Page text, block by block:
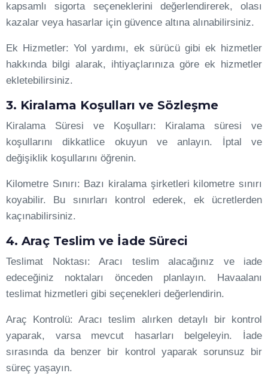
kapsamlı sigorta seçeneklerini değerlendirerek, olası
kazalar veya hasarlar için güvence altına alınabilirsiniz.
Ek Hizmetler: Yol yardımı, ek sürücü gibi ek hizmetler
hakkında bilgi alarak, ihtiyaçlarınıza göre ek hizmetler
ekletebilirsiniz.
3. Kiralama Koşulları ve Sözleşme
Kiralama Süresi ve Koşulları: Kiralama süresi ve
koşullarını dikkatlice okuyun ve anlayın. İptal ve
değişiklik koşullarını öğrenin.
Kilometre Sınırı: Bazı kiralama şirketleri kilometre sınırı
koyabilir. Bu sınırları kontrol ederek, ek ücretlerden
kaçınabilirsiniz.
4. Araç Teslim ve İade Süreci
Teslimat Noktası: Aracı teslim alacağınız ve iade
edeceğiniz noktaları önceden planlayın. Havaalanı
teslimat hizmetleri gibi seçenekleri değerlendirin.
Araç Kontrolü: Aracı teslim alırken detaylı bir kontrol
yaparak, varsa mevcut hasarları belgeleyin. İade
sırasında da benzer bir kontrol yaparak sorunsuz bir
süreç yaşayın.